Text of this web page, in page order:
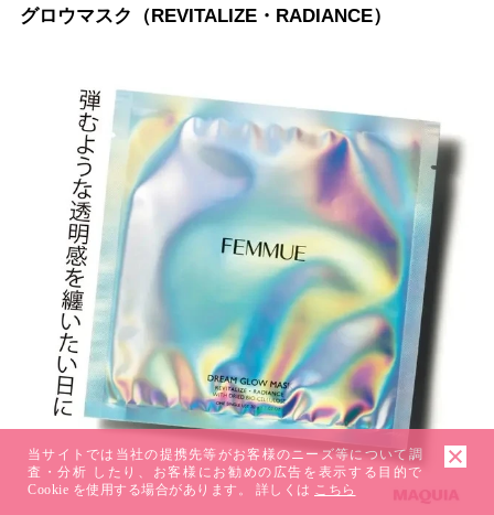
グロウマスク（REVITALIZE・RADIANCE）
当サイトでは当社の提携先等がお客様のニーズ等について調
査・分析 したり、お客様にお勧めの広告を表示する目的で
Cookie を使用する場合があります。 詳しくは こちら